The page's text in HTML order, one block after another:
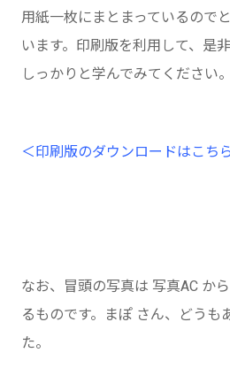
用紙一枚にまとまっているので
います。印刷版を利用して、是
しっかりと学んでみてください。
＜印刷版のダウンロードはこち
なお、冒頭の写真は 写真AC か
るものです。まぽ さん、どうも
た。